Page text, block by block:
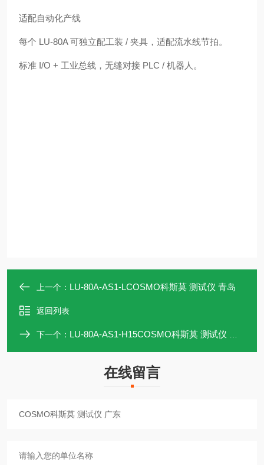
适配自动化产线
每个 LU‑80A 可独立配工装 / 夹具，适配流水线节拍。
标准 I/O + 工业总线，无缝对接 PLC / 机器人。
上一个： LU‑80A‑AS1‑LCOSMO科斯莫 测试仪 青岛
返回列表
下一个： LU‑80A‑AS1‑H15COSMO科斯莫 测试仪 深圳
在线留言